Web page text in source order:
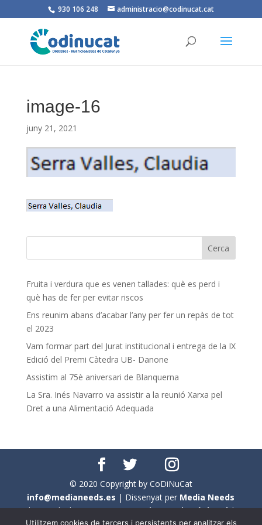
930 106 248 administracio@codinucat.cat
image-16
juny 21, 2021
Fruita i verdura que es venen tallades: què es perd i
què has de fer per evitar riscos
Ens reunim abans d’acabar l’any per fer un repàs de tot
el 2023
Vam formar part del Jurat institucional i entrega de la IX
Edició del Premi Càtedra UB- Danone
Assistim al 75è aniversari de Blanquerna
La Sra. Inés Navarro va assistir a la reunió Xarxa pel
Dret a una Alimentació Adequada
© 2020 Copyright by CoDiNuCat
info@medianeeds.es | Dissenyat per Media Needs
| Tots els drets reservats aCoDiNuCat |Avís legal|
Utilitzem cookies de tercers i persistents per analitzar els